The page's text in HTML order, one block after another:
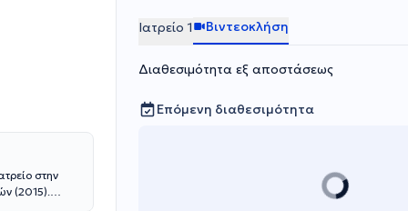
στην
(2015).
Ιατρείο 1 Βιντεοκλήση
Διαθεσιμότητα εξ αποστάσεως
Επόμενη διαθεσιμότητα